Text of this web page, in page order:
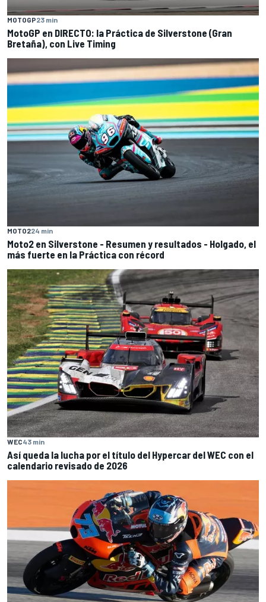
MOTOGP23 min
MotoGP en DIRECTO: la Práctica de Silverstone (Gran
Bretaña), con Live Timing
MOTO224 min
Moto2 en Silverstone - Resumen y resultados - Holgado, el
más fuerte en la Práctica con récord
WEC43 min
Así queda la lucha por el título del Hypercar del WEC con el
calendario revisado de 2026